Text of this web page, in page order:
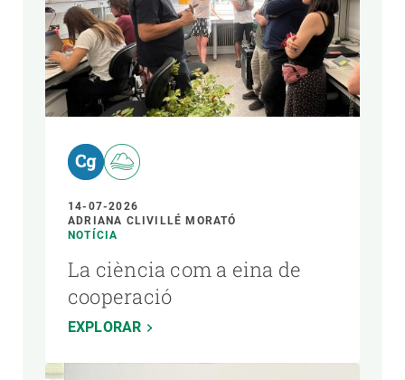
14-07-2026
ADRIANA CLIVILLÉ MORATÓ
NOTÍCIA
La ciència com a eina de
cooperació
EXPLORAR